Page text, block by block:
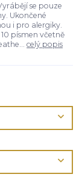
se pouze
Ukončené
i pro alergiky.
písmen včetně
celý popis